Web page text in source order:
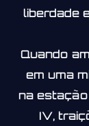
liberdade
Quando
em uma
na estação
IV,